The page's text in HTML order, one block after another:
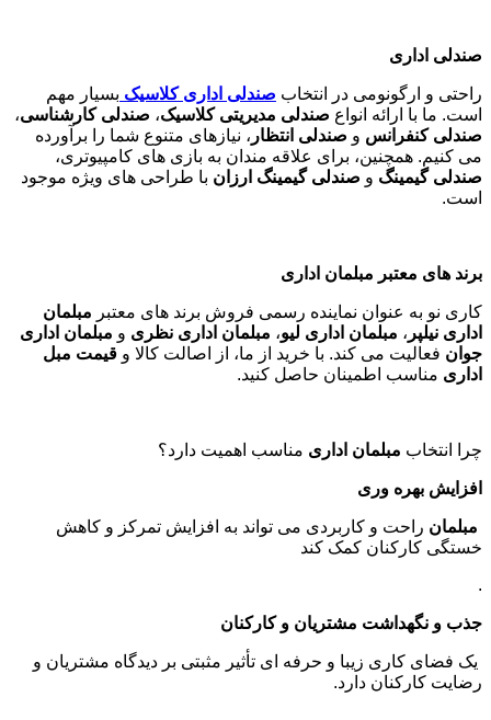
صندلی اداری
راحتی و ارگونومی در انتخاب صندلی اداری کلاسیک بسیار مهم
است. ما با ارائه انواع صندلی مدیریتی کلاسیک، صندلی کارشناسی،
صندلی کنفرانس و صندلی انتظار ، نیازهای متنوع شما را برآورده
می کنیم. همچنین، برای علاقه مندان به بازی های کامپیوتری،
صندلی گیمینگ و صندلی گیمینگ ارزان با طراحی های ویژه موجود
است.
برند های معتبر مبلمان اداری
کاری نو به عنوان نماینده رسمی فروش برند های معتبر مبلمان
اداری نیلپر ، مبلمان اداری لیو، مبلمان اداری نظری و مبلمان اداری
جوان فعالیت می کند. با خرید از ما، از اصالت کالا و قیمت مبل
اداری مناسب اطمینان حاصل کنید.
چرا انتخاب مبلمان اداری مناسب اهمیت دارد؟
افزایش بهره وری
مبلمان راحت و کاربردی می تواند به افزایش تمرکز و کاهش
خستگی کارکنان کمک کند
.
جذب و نگهداشت مشتریان و کارکنان
یک فضای کاری زیبا و حرفه ای تأثیر مثبتی بر دیدگاه مشتریان و
رضایت کارکنان دارد.